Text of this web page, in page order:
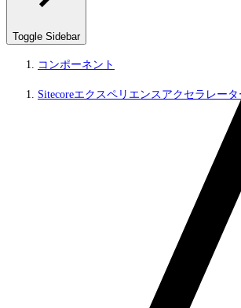
Toggle Sidebar
コンポーネント
Sitecoreエクスペリエンスアクセラレータ